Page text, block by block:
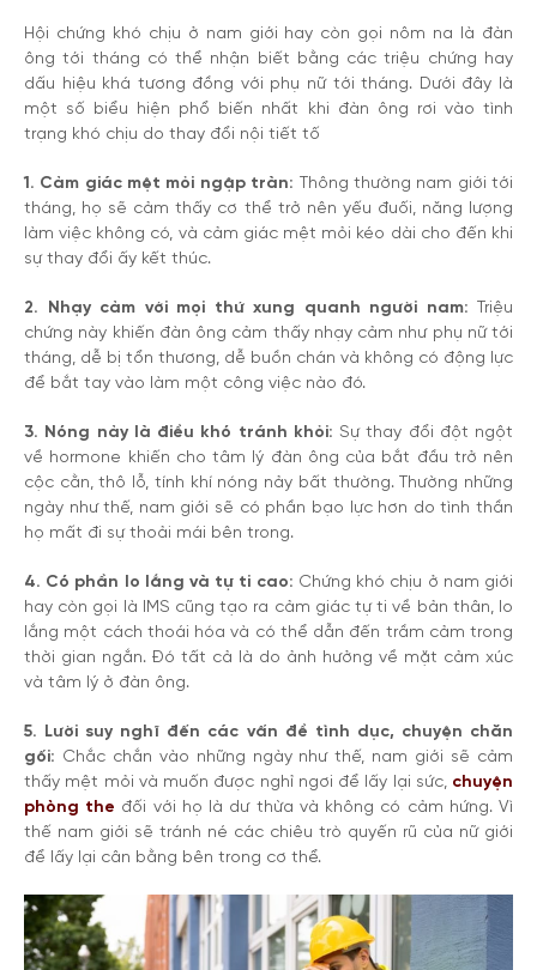
Hội chứng khó chịu ở nam giới hay còn gọi nôm na là đàn
ông tới tháng có thể nhận biết bằng các triệu chứng hay
dấu hiệu khá tương đồng với phụ nữ tới tháng. Dưới đây là
một số biểu hiện phổ biến nhất khi đàn ông rơi vào tình
trạng khó chịu do thay đổi nội tiết tố
1. Cảm giác mệt mỏi ngập tràn: Thông thường nam giới tới
tháng, họ sẽ cảm thấy cơ thể trở nên yếu đuối, năng lượng
làm việc không có, và cảm giác mệt mỏi kéo dài cho đến khi
sự thay đổi ấy kết thúc.
2. Nhạy cảm với mọi thứ xung quanh người nam: Triệu
chứng này khiến đàn ông cảm thấy nhạy cảm như phụ nữ tới
tháng, dễ bị tổn thương, dễ buồn chán và không có động lực
để bắt tay vào làm một công việc nào đó.
3. Nóng nảy là điều khó tránh khỏi: Sự thay đổi đột ngột
về hormone khiến cho tâm lý đàn ông của bắt đầu trở nên
cộc cằn, thô lỗ, tính khí nóng nảy bất thường. Thường những
ngày như thế, nam giới sẽ có phần bạo lực hơn do tình thần
họ mất đi sự thoải mái bên trong.
4. Có phần lo lắng và tự ti cao: Chứng khó chịu ở nam giới
hay còn gọi là IMS cũng tạo ra cảm giác tự ti về bản thân, lo
lắng một cách thoái hóa và có thể dẫn đến trầm cảm trong
thời gian ngắn. Đó tất cả là do ảnh hưởng về mặt cảm xúc
và tâm lý ở đàn ông.
5. Lười suy nghĩ đến các vấn đề tình dục, chuyện chăn
gối: Chắc chắn vào những ngày như thế, nam giới sẽ cảm
thấy mệt mỏi và muốn được nghỉ ngơi để lấy lại sức,chuyện
phòng the đối với họ là dư thừa và không có cảm hứng. Vì
thế nam giới sẽ tránh né các chiêu trò quyến rũ của nữ giới
để lấy lại cân bằng bên trong cơ thể.